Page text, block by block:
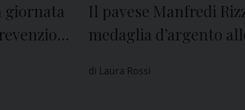
giornata
Il pavese Manfredi
medaglia d’argento
di Laura Rossi